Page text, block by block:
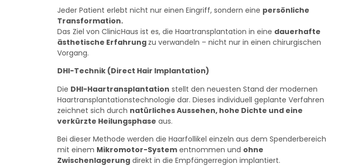
Jeder Patient erlebt nicht nur einen Eingriff, sondern eine persönliche
Transformation.
Das Ziel von ClinicHaus ist es, die Haartransplantation in eine dauerhafte
ästhetische Erfahrung zu verwandeln – nicht nur in einen chirurgischen
Vorgang.
DHI-Technik (Direct Hair Implantation)
Die DHI-Haartransplantation stellt den neuesten Stand der modernen
Haartransplantationstechnologie dar. Dieses individuell geplante Verfahren
zeichnet sich durch natürliches Aussehen, hohe Dichte und eine
verkürzte Heilungsphase aus.
Bei dieser Methode werden die Haarfollikel einzeln aus dem Spenderbereich
mit einem Mikromotor-System entnommen und ohne
Zwischenlagerung direkt in die Empfängerregion implantiert.